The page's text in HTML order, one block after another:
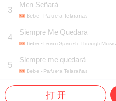
3
Men Señará
Bebe - Pafuera Telarañas
4
Siempre Me Quedara
Bebe - Learn Spanish Through Music
5
Siempre me quedará
Bebe - Pafuera Telarañas
打 开